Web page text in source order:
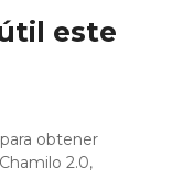
este
obtener
2.0,